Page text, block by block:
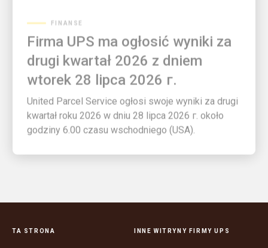
Firma UPS ma ogłosić wyniki za
drugi kwartał 2026 z dniem
wtorek 28 lipca 2026 г.
United Parcel Service ogłosi swoje wyniki za drugi
kwartał roku 2026 w dniu 28 lipca 2026 г. około
godziny 6.00 czasu wschodniego (USA).
TA STRONA INNE WITRYNY FIRMY UPS